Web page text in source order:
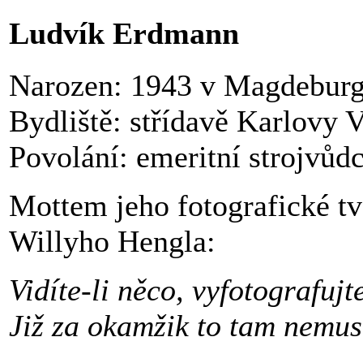
Ludvík Erdmann
Narozen: 1943 v
Bydliště: střídavě Karlovy
Povolání: emeritní
Mottem jeho fotografické
Willyho Hengla:
Vidíte-li něco,
Již za okamžik to tam